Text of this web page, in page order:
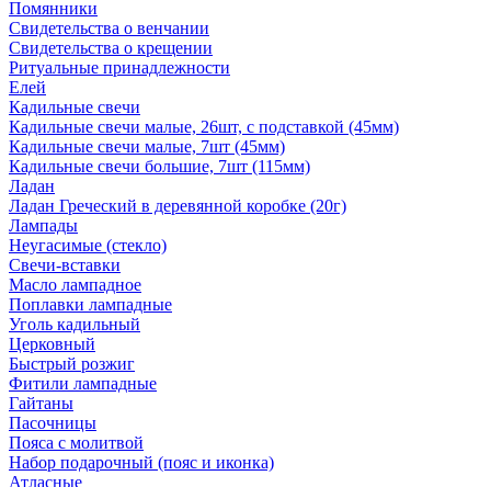
Помянники
Свидетельства о венчании
Свидетельства о крещении
Ритуальные принадлежности
Елей
Кадильные свечи
Кадильные свечи малые, 26шт, с подставкой (45мм)
Кадильные свечи малые, 7шт (45мм)
Кадильные свечи большие, 7шт (115мм)
Ладан
Ладан Греческий в деревянной коробке (20г)
Лампады
Неугасимые (стекло)
Свечи-вставки
Масло лампадное
Поплавки лампадные
Уголь кадильный
Церковный
Быстрый розжиг
Фитили лампадные
Гайтаны
Пасочницы
Пояса с молитвой
Набор подарочный (пояс и иконка)
Атласные